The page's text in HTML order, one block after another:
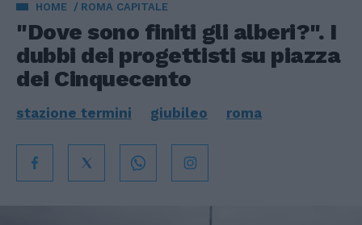
HOME ROMA CAPITALE
"Dove sono finiti gli alberi?". I
dubbi dei progettisti su piazza
dei Cinquecento
stazione termini giubileo roma